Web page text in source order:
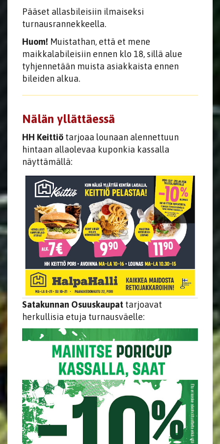
Pääset allasbileisiin ilmaiseksi
turnausrannekkeella.
Huom! Muistathan, että et mene
maikkalabileisiin ennen klo 18, sillä alue
tyhjennetään muista asiakkaista ennen
bileiden alkua.
Nälän yllättäessä
HH Keittiö tarjoaa lounaan alennettuun
hintaan allaolevaa kuponkia kassalla
näyttämällä:
Satakunnan Osuuskaupat ​​​​​​​ tarjoavat
herkullisia etuja turnausväelle: